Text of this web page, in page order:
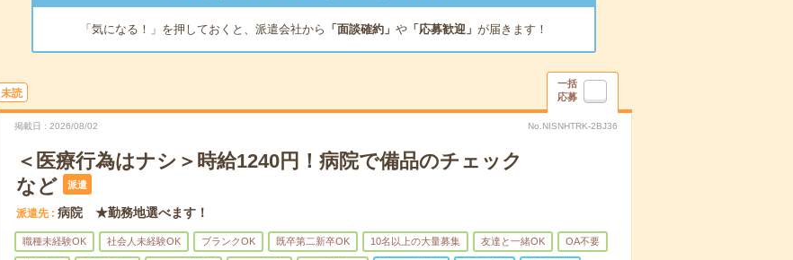
「気になる！」を押しておくと、派遣会社から 「面談確約」 や「応募歓迎」 が届きます！
未読
一括
応募
掲載日 2026/08/02 No.NISNHTRK-2BJ36
＜医療行為はナシ＞時給1240円！病院で備品のチェック
など
派遣
派遣先 病院 ★勤務地選べます！
職種未経験OK 社会人未経験OK ブランクOK 既卒第二新卒OK 10名以上の大量募集 友達と一緒OK OA不要